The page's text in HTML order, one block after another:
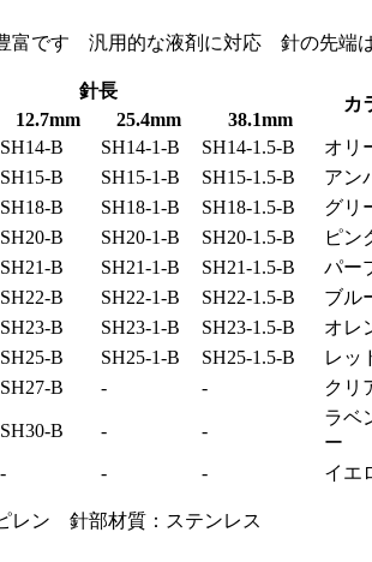
富です 汎用的な液剤に対応 針の先端
針長
カ
12.7mm 25.4mm
38.1mm
SH14-B SH14-1-B SH14-1.5-B オリ
SH15-B SH15-1-B SH15-1.5-B アン
SH18-B SH18-1-B SH18-1.5-B グリ
SH20-B SH20-1-B SH20-1.5-B ピン
SH21-B SH21-1-B SH21-1.5-B パー
SH22-B SH22-1-B SH22-1.5-B ブル
SH23-B SH23-1-B SH23-1.5-B オレ
SH25-B SH25-1-B SH25-1.5-B レッ
SH27-B - - クリ
SH30-B - -
ラベ
ー
- - - イエ
レン 針部材質：ステンレス